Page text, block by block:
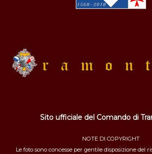
Sito ufficiale del Comando di
NOTE DI COPYRIGHT
Le foto sono concesse per gentile disposizione del